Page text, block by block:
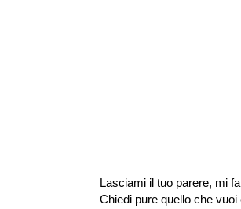
Lasciami il tuo parere, mi
Chiedi pure quello che